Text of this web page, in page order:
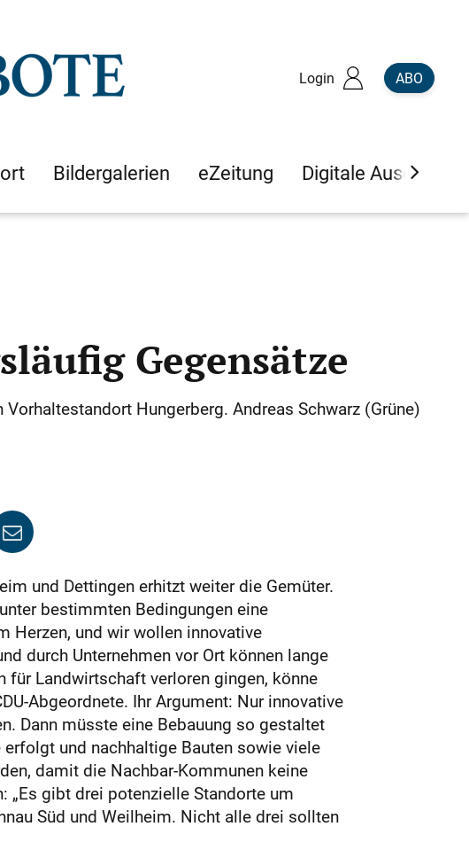
Login ABO
Bildergalerien eZeitung Digitale Ausgaben
Gegensätze
Hungerberg. Andreas Schwarz (Grüne)
und Dettingen erhitzt weiter die Gemüter.
bestimmten Bedingungen eine
Herzen, und wir wollen innovative
durch Unternehmen vor Ort können lange
für Landwirtschaft verloren gingen, könne
Abgeordnete. Ihr Argument: Nur innovative
Dann müsste eine Bebauung so gestaltet
und nachhaltige Bauten sowie viele
damit die Nachbar-Kommunen keine
„Es gibt drei potenzielle Standorte um
Süd und Weilheim. Nicht alle drei sollten